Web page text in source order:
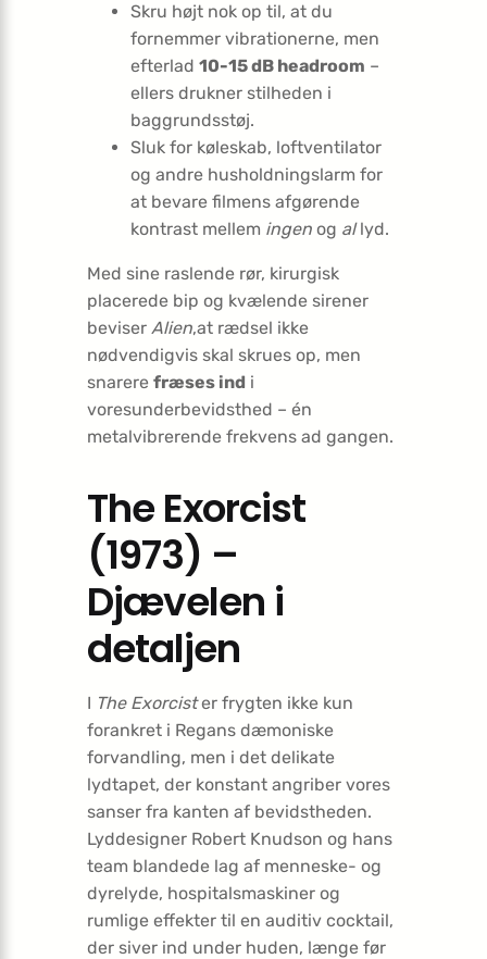
Skru højt nok op til, at du
fornemmer vibrationerne, men
efterlad 10-15 dB headroom –
ellers drukner stilheden i
baggrundsstøj.
Sluk for køleskab, loftventilator
og andre husholdningslarm for
at bevare filmens afgørende
kontrast mellem ingen og allyd.
Med sine raslende rør, kirurgisk
placerede bip og kvælende sirener
beviser Alien,at rædsel ikke
nødvendigvis skal skrues op, men
snarere fræses ind i
voresunderbevidsthed – én
metalvibrerende frekvens ad gangen.
The Exorcist
(1973) –
Djævelen i
detaljen
I The Exorcister frygten ikke kun
forankret i Regans dæmoniske
forvandling, men i det delikate
lydtapet, der konstant angriber vores
sanser fra kanten af bevidstheden.
Lyddesigner Robert Knudson og hans
team blandede lag af menneske- og
dyrelyde, hospitalsmaskiner og
rumlige effekter til en auditiv cocktail,
der siver ind under huden, længe før